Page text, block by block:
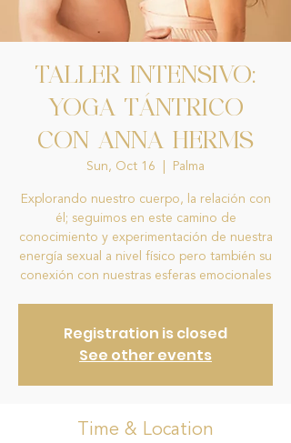
TALLER INTENSIVO:
YOGA TÁNTRICO
CON ANNA HERMS
Sun, Oct 16 Palma
Explorando nuestro cuerpo, la relación con
él; seguimos en este camino de
conocimiento y experimentación de nuestra
energía sexual a nivel físico pero también su
conexión con nuestras esferas emocionales
Registration is closed
See other events
Time & Location